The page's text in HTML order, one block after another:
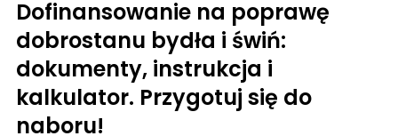
Dofinansowanie na poprawę
dobrostanu bydła i świń:
dokumenty, instrukcja i
kalkulator. Przygotuj się do
naboru!